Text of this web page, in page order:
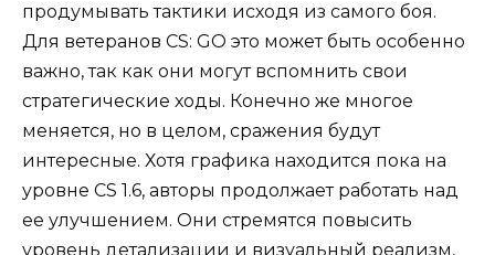
продумывать тактики исходя из самого боя.
Для ветеранов CS: GO это может быть особенно
важно, так как они могут вспомнить свои
стратегические ходы. Конечно же многое
меняется, но в целом, сражения будут
интересные. Хотя графика находится пока на
уровне CS 1.6, авторы продолжает работать над
ее улучшением. Они стремятся повысить
уровень детализации и визуальный реализм,